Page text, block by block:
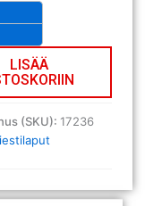
LISÄÄ
(SKU):17236